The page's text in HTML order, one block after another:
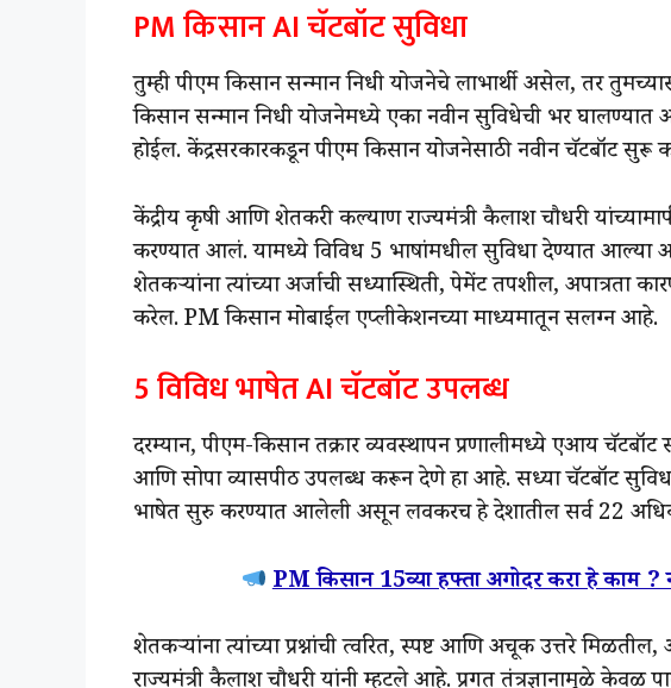
PM किसान AI चॅटबॉट सुविधा
तुम्ही पीएम किसान सन्मान निधी योजनेचे लाभार्थी असेल, तर
किसान सन्मान निधी योजनेमध्ये एका नवीन सुविधेची भर
होईल. केंद्रसरकारकडून पीएम किसान योजनेसाठी नवीन चॅटबॉट
केंद्रीय कृषी आणि शेतकरी कल्याण राज्यमंत्री कैलाश चौधरी
करण्यात आलं. यामध्ये विविध 5 भाषांमधील सुविधा देण्यात आल्या
शेतकऱ्यांना त्यांच्या अर्जाची सध्यास्थिती, पेमेंट तपशील, अपात्रता
करेल. PM किसान मोबाईल एप्लीकेशनच्या माध्यमातून सलग्न आहे.
5 विविध भाषेत AI चॅटबॉट उपलब्ध
दरम्यान, पीएम-किसान तक्रार व्यवस्थापन प्रणालीमध्ये एआय
आणि सोपा व्यासपीठ उपलब्ध करून देणे हा आहे. सध्या चॅटबॉट
भाषेत सुरु करण्यात आलेली असून लवकरच हे देशातील सर्व 22
PM किसान 15व्या हफ्ता अगोदर करा हे काम ?
शेतकऱ्यांना त्यांच्या प्रश्नांची त्वरित, स्पष्ट आणि अचूक उत्तरे